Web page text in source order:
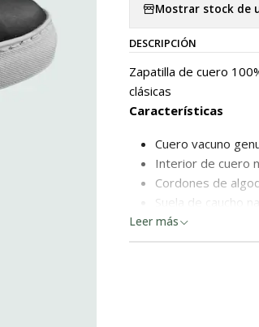
Mostrar stock de
DESCRIPCIÓN
Zapatilla de cuero
clásicas
Características
Cuero vacuno
Interior de cuero
Cordones de
Suela de caucho
Plantilla acolchada
Altura: 3,3 cm
Leer más